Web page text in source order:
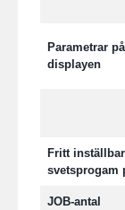
Parametrar på
displayen
Fritt
svetsprogam
JOB-antal